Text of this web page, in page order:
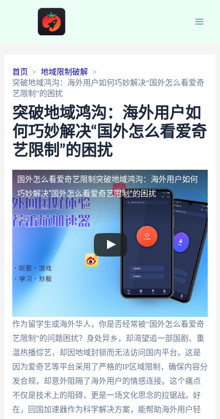
首页
地域限制破解
突破地域鸿沟：海外用户如何巧妙解决“国外怎么看爱奇
艺限制”的困扰
突破地域鸿沟：海外用户如
何巧妙解决“国外怎么看爱奇
艺限制”的困扰
国外怎么看爱奇艺限制 突破地域鸿沟：海外用户如何
巧妙解决“国外怎么看爱奇艺限制”的困扰
作为留学生或海外华人，你是否经常被“国外怎么看爱奇
艺限制”的问题困扰？身处异乡，却渴望追一部国剧、重
温热播综艺，却因地域封锁而无法访问国内平台。这是
因为爱奇艺等平台采用了严格的IP区域限制，确保内容分
发合规，却意外阻隔了海外用户的情感连接。这个痛点
不仅是技术上的阻碍，更是一场文化思念的拉锯战。好
在，回国加速器作为科学解决方案，能帮助海外用户轻